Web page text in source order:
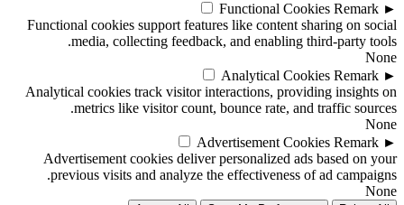
►
Functional Cookies Remark
Functional cookies support features like content sharing on social
media, collecting feedback, and enabling third-party tools.
None
►
Analytical Cookies Remark
Analytical cookies track visitor interactions, providing insights on
metrics like visitor count, bounce rate, and traffic sources.
None
►
Advertisement Cookies Remark
Advertisement cookies deliver personalized ads based on your
previous visits and analyze the effectiveness of ad campaigns.
None